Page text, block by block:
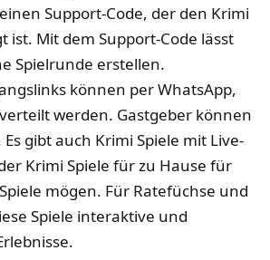
Support-Code, der den Krimi
ist. Mit dem Support-Code lässt
Spielrunde erstellen.
können per WhatsApp,
verteilt werden. Gastgeber können
gibt auch Krimi Spiele mit Live-
Krimi Spiele für zu Hause für
mögen. Für Ratefüchse und
Spiele interaktive und